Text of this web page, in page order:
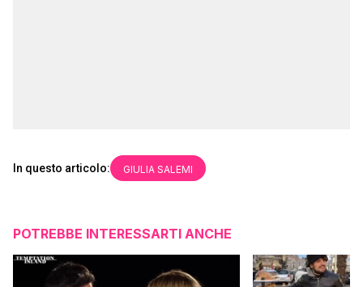
In questo articolo: GIULIA SALEMI
POTREBBE INTERESSARTI ANCHE